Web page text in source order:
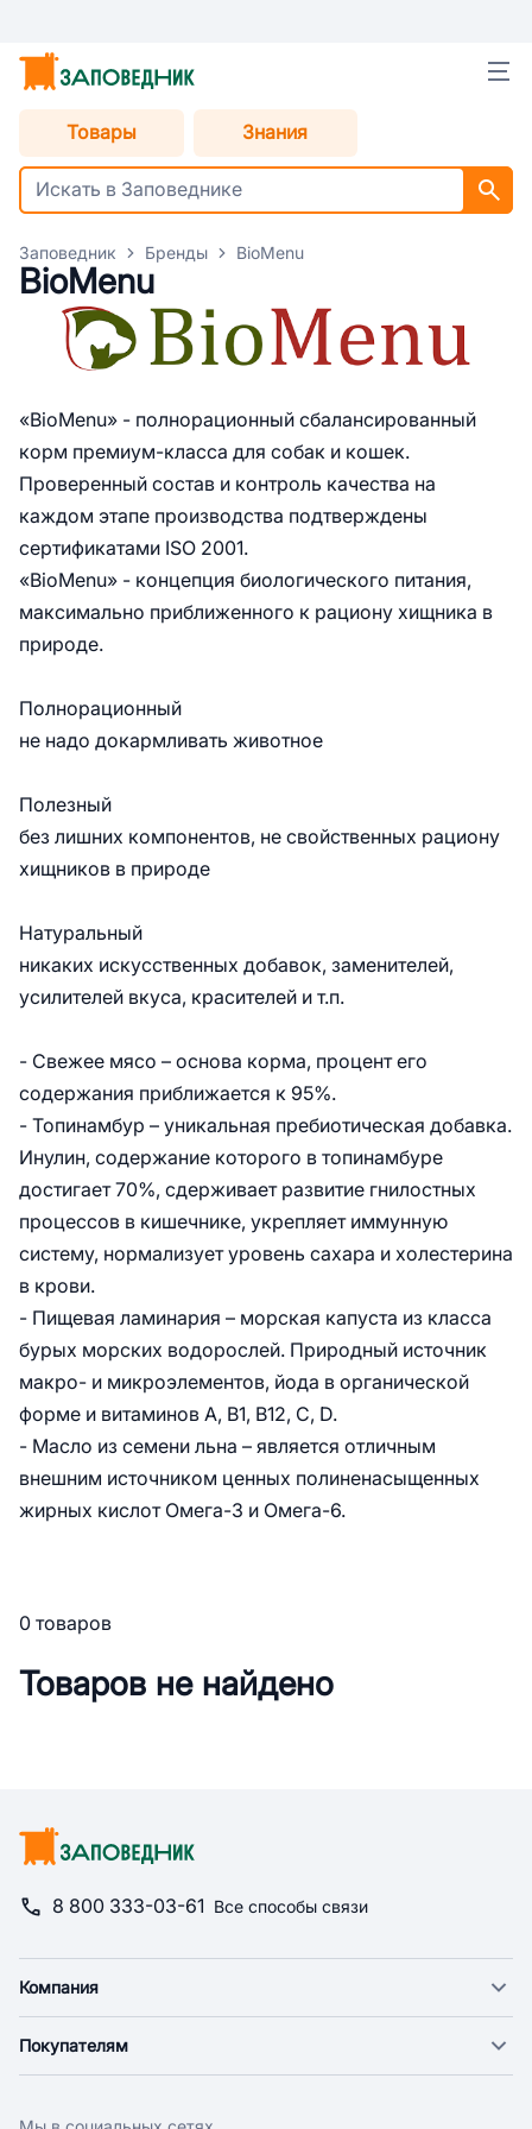
Товары Знания
Заповедник Бренды BioMenu
BioMenu
«BioMenu» - полнорационный сбалансированный
корм премиум-класса для собак и кошек.
Проверенный состав и контроль качества на
каждом этапе производства подтверждены
сертификатами ISO 2001.
«BioMenu» - концепция биологического питания,
максимально приближенного к рациону хищника в
природе.
Полнорационный
не надо докармливать животное
Полезный
без лишних компонентов, не свойственных рациону
хищников в природе
Натуральный
никаких искусственных добавок, заменителей,
усилителей вкуса, красителей и т.п.
- Свежее мясо – основа корма, процент его
содержания приближается к 95%.
- Топинамбур – уникальная пребиотическая добавка.
Инулин, содержание которого в топинамбуре
достигает 70%, сдерживает развитие гнилостных
процессов в кишечнике, укрепляет иммунную
систему, нормализует уровень сахара и холестерина
в крови.
- Пищевая ламинария – морская капуста из класса
бурых морских водорослей. Природный источник
макро- и микроэлементов, йода в органической
форме и витаминов А, В1, В12, С, D.
- Масло из семени льна – является отличным
внешним источником ценных полиненасыщенных
жирных кислот Омега-3 и Омега-6.
0 товаров
Товаров не найдено
8 800 333-03-61 Все способы связи
Компания
Новости
Поставщикам
Покупателям
Оплата